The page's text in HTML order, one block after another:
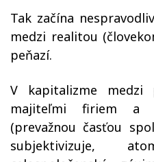
Tak začína
medzi realitou
peňazí.
V kapitalizme medzi
majiteľmi firiem a
(prevažnou časťou
subjektivizuje,